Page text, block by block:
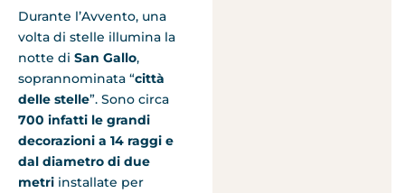
Durante l’Avvento, una
volta di stelle illumina la
notte di San Gallo,
soprannominata “città
delle stelle”. Sono circa
700 infatti le grandi
decorazioni a 14 raggi e
dal diametro di due
metri installate per